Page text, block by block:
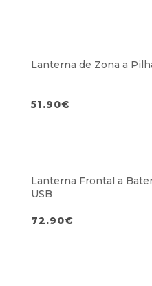
Lanterna de Zona a
51.90€
Lanterna Frontal a
USB
72.90€